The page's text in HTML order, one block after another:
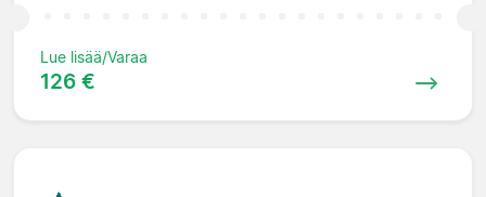
Lue lisää/Varaa
126 €